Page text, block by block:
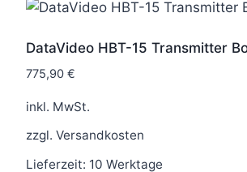
DataVideo HBT-15 Transmitter
775,90 €
inkl. MwSt.
zzgl. Versandkosten
Lieferzeit: 10 Werktage